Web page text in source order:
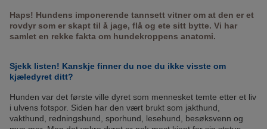
Haps! Hundens imponerende tannsett vitner om at den er et
rovdyr som er skapt til å jage, flå og ete sitt bytte. Vi har
samlet en rekke fakta om hundekroppens anatomi.
Sjekk listen! Kanskje finner du noe du ikke visste om
kjæledyret ditt?
Hunden var det første ville dyret som mennesket temte etter et liv
i ulvens fotspor. Siden har den vært brukt som jakthund,
vakthund, redningshund, sporhund, lesehund, besøksvenn og